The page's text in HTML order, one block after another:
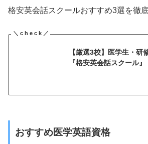
格安英会話スクールおすすめ3選を徹底
【厳選3校】医学生・研
『格安英会話スクール』
おすすめ医学英語資格